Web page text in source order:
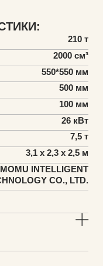
210 т
2000 см³
550*550 мм
500 мм
100 мм
26 кВт
7,5 т
3,1 х 2,3 х 2,5 м
INTELLIGENT
CO., LTD.